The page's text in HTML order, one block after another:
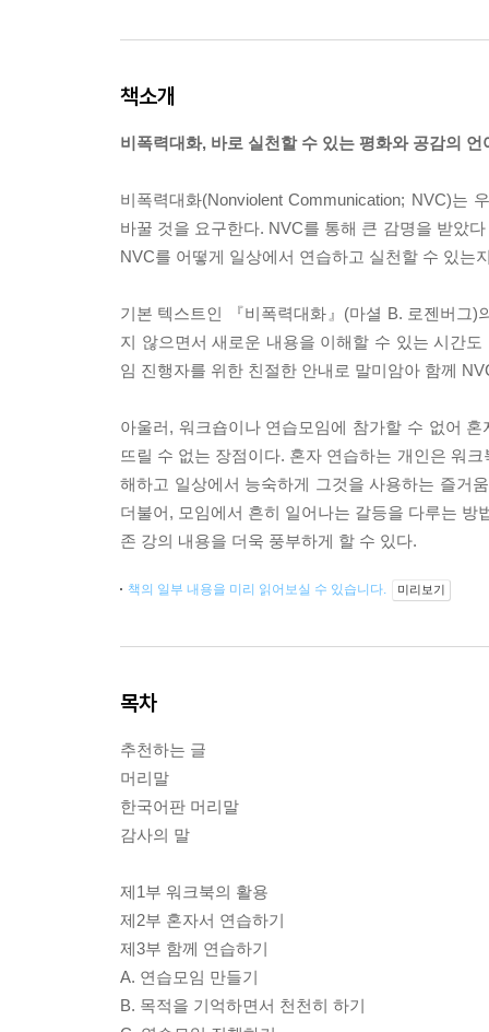
책소개
비폭력대화, 바로 실천할 수 있는 평화와 공감의 언
비폭력대화(Nonviolent Communication; NVC)는
바꿀 것을 요구한다. NVC를 통해 큰 감명을 받았
NVC를 어떻게 일상에서 연습하고 실천할 수 있는
기본 텍스트인 『비폭력대화』(마셜 B. 로젠버그
지 않으면서 새로운 내용을 이해할 수 있는 시간
임 진행자를 위한 친절한 안내로 말미암아 함께
아울러, 워크숍이나 연습모임에 참가할 수 없어
뜨릴 수 없는 장점이다. 혼자 연습하는 개인은 워
해하고 일상에서 능숙하게 그것을 사용하는 즐거
더불어, 모임에서 흔히 일어나는 갈등을 다루는
존 강의 내용을 더욱 풍부하게 할 수 있다.
책의 일부 내용을 미리 읽어보실 수 있습니다. 미리보기
목차
추천하는 글
머리말
한국어판 머리말
감사의 말
제1부 워크북의 활용
제2부 혼자서 연습하기
제3부 함께 연습하기
A. 연습모임 만들기
B. 목적을 기억하면서 천천히 하기